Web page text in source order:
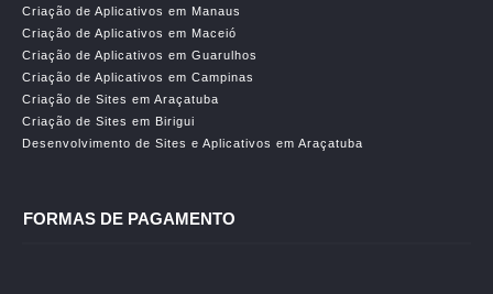
Criação de Aplicativos em Manaus
Criação de Aplicativos em Maceió
Criação de Aplicativos em Guarulhos
Criação de Aplicativos em Campinas
Criação de Sites em Araçatuba
Criação de Sites em Birigui
Desenvolvimento de Sites e Aplicativos em Araçatuba
FORMAS DE PAGAMENTO